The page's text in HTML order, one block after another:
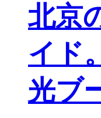
北京
イド
光ブ